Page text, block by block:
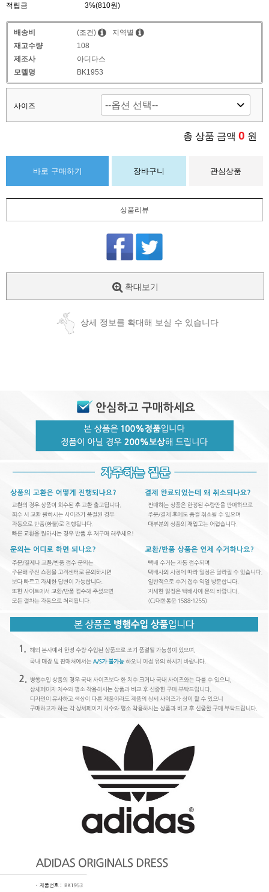
적립금 3%(810원)
배송비 (조건)
지역별
재고수량
108
제조사
아디다스
모델명
BK1953
사이즈
총 상품 금액 0 원
바로 구매하기 장바구니 관심상품
상품리뷰
확대보기
상세 정보를 확대해 보실 수 있습니다